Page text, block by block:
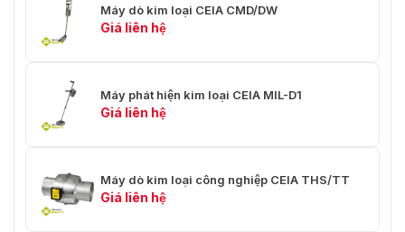
công ty tư nhân. Với mục đích để kiểm tra an ninh của:
Bức thư, bưu kiện nhỏ, sách. EMIS ® -MAIL hứa hẹn sẽ là
sản phẩm hiện đại thay thế cho các phương thức kiểm
được tư vấn và báo giá về các dịch vụ liên quan đến sản
phẩm EMIS ® -MAIL
Máy dò kim loại CEIA CMD/DW
Giá liên hệ
Máy phát hiện kim loại CEIA MIL-D1
Giá liên hệ
Máy dò kim loại công nghiệp CEIA THS/TT
Giá liên hệ